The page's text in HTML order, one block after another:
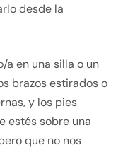
desde la
en una silla o un
brazos estirados o
y los pies
estés sobre una
que no nos